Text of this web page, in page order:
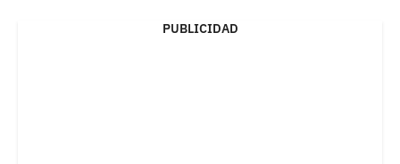
PUBLICIDAD